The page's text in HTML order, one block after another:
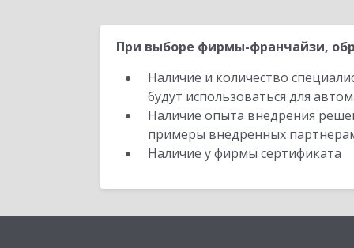
При выборе фирмы-франчайзи,
Наличие и количество
будут использоваться для
Наличие опыта внедрения
примеры внедренных
Наличие у фирмы сертификата